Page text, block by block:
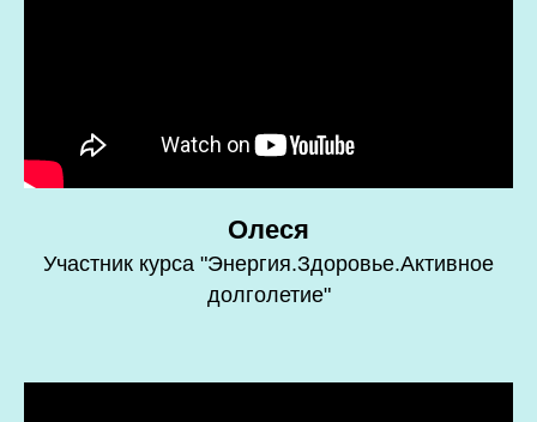
Олеся
Участник курса "Энергия.Здоровье.Активное
долголетие"